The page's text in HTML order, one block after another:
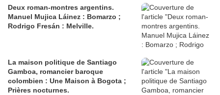
Deux roman-montres argentins.
Manuel Mujica Láinez : Bomarzo ;
Rodrigo Fresán : Melville.
La maison politique de Santiago
Gamboa, romancier baroque
colombien : Une Maison à Bogota ;
Prières nocturnes.